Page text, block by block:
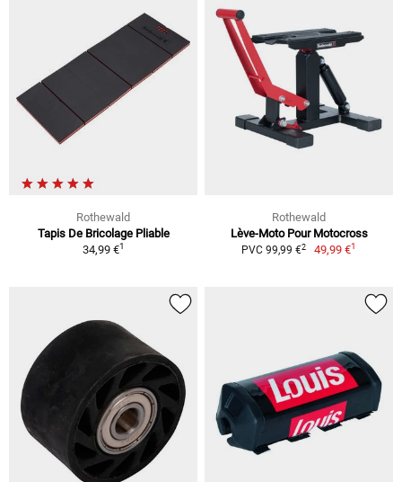
Rothewald
Tapis De Bricolage Pliable
34,99 €1
Rothewald
Lève-Moto Pour Motocross
PVC 99,99 €2 49,99 €1